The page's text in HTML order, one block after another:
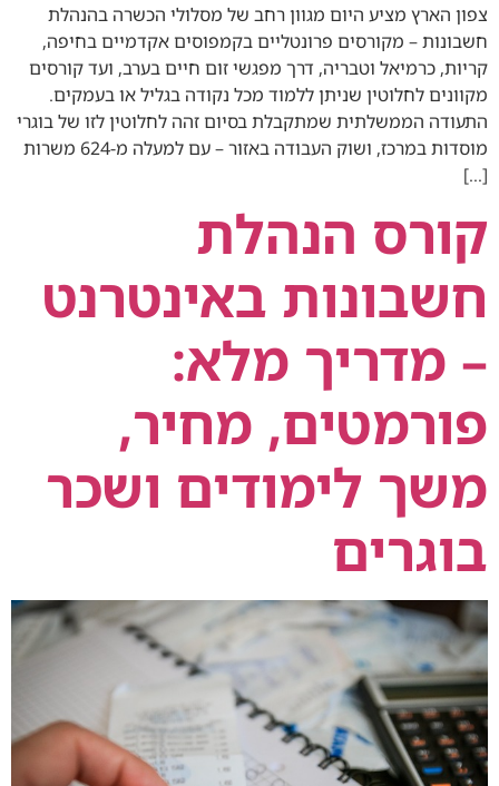
צפון הארץ מציע היום מגוון רחב של מסלולי הכשרה בהנהלת
חשבונות – מקורסים פרונטליים בקמפוסים אקדמיים בחיפה,
קריות, כרמיאל וטבריה, דרך מפגשי זום חיים בערב, ועד קורסים
מקוונים לחלוטין שניתן ללמוד מכל נקודה בגליל או בעמקים.
התעודה הממשלתית שמתקבלת בסיום זהה לחלוטין לזו של בוגרי
מוסדות במרכז, ושוק העבודה באזור – עם למעלה מ‑624 משרות
[…]
קורס הנהלת
חשבונות באינטרנט
– מדריך מלא:
פורמטים, מחיר,
משך לימודים ושכר
בוגרים